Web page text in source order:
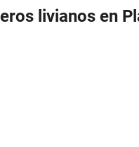
livianos en